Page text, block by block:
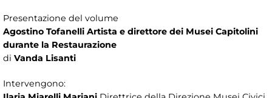
Presentazione del volume
Agostino Tofanelli Artista e direttore dei Musei Capitolini
durante la Restaurazione
di Vanda Lisanti
Intervengono: